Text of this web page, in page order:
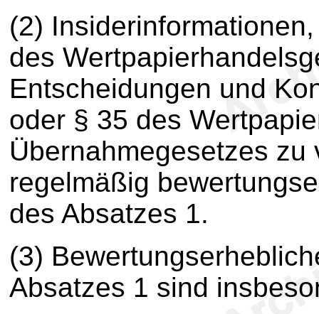
(2)
des
Entscheidungen und
oder § 35 des
Übernahmegesetzes
regelmäßig
des Absatzes 1.
(3)
Absatzes 1 sind